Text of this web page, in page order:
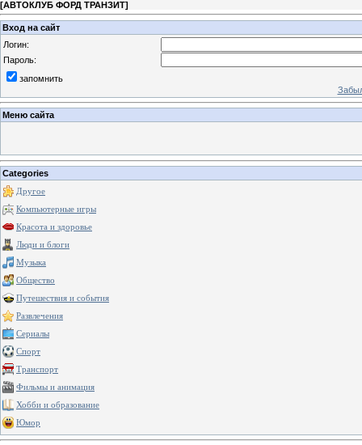
[АВТОКЛУБ ФОРД ТРАНЗИТ]
Вход на сайт
Логин:
Пароль:
запомнить
Меню сайта
Categories
Другое
Компьютерные игры
Красота и здоровье
Люди и блоги
Музыка
Общество
Путешествия и события
Развлечения
Сериалы
Спорт
Транспорт
Фильмы и анимация
Хобби и образование
Юмор